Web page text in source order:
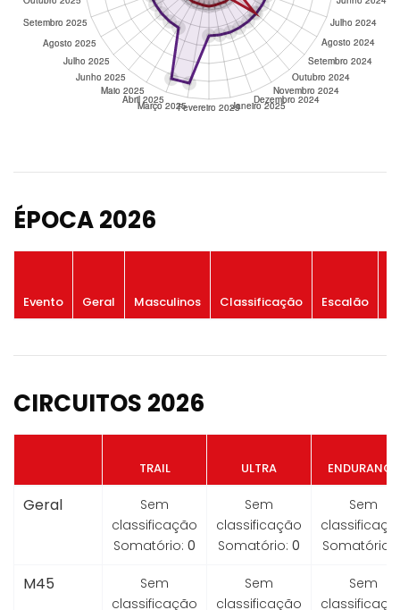
ÉPOCA 2026
Evento Geral Masculinos Classificação Escalão
CIRCUITOS 2026
TRAIL ULTRA ENDURANCE
Geral
Sem
classificação
Somatório: 0
Sem
classificação
Somatório: 0
Sem
Somatório:
M45
Sem
classificação
Sem
classificação
Sem